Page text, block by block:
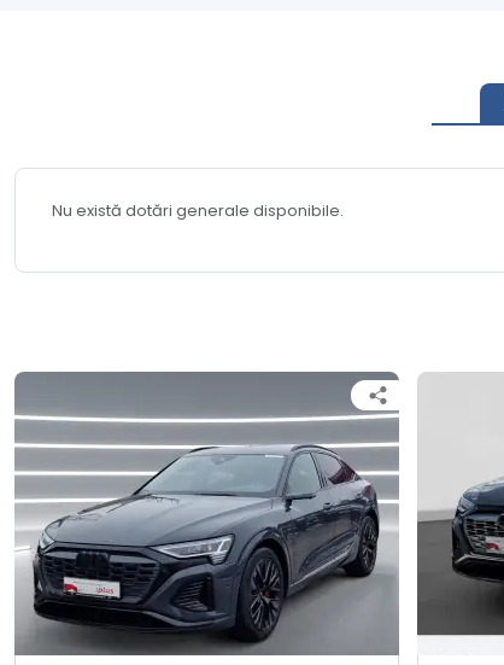
Nu există dotări generale disponibile.